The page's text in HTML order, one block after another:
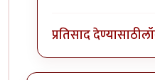
प्रतिसाद देण्यासाठी